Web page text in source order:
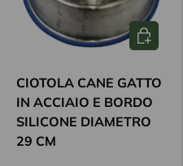
CIOTOLA CANE GATTO
IN ACCIAIO E BORDO
SILICONE DIAMETRO
29 CM